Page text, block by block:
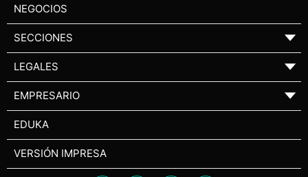
NEGOCIOS
SECCIONES ▼
LEGALES ▼
EMPRESARIO ▼
EDUKA
VERSIÓN IMPRESA